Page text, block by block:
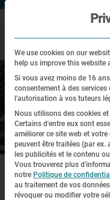
Page d'accueil | Site
l’Agonie du Christ
We use cookies on our
help us improve this website
Si vous avez moins de 16
consentement à des
l'autorisation à vos tuteurs
Nous utilisons des cookies
Certains d'entre eux sont
améliorer ce site web et votre
peuvent être traitées (par ex.
les publicités et le contenu
Vous trouverez plus
notre Politique de
au traitement de vos
révoquer ou modifier votre